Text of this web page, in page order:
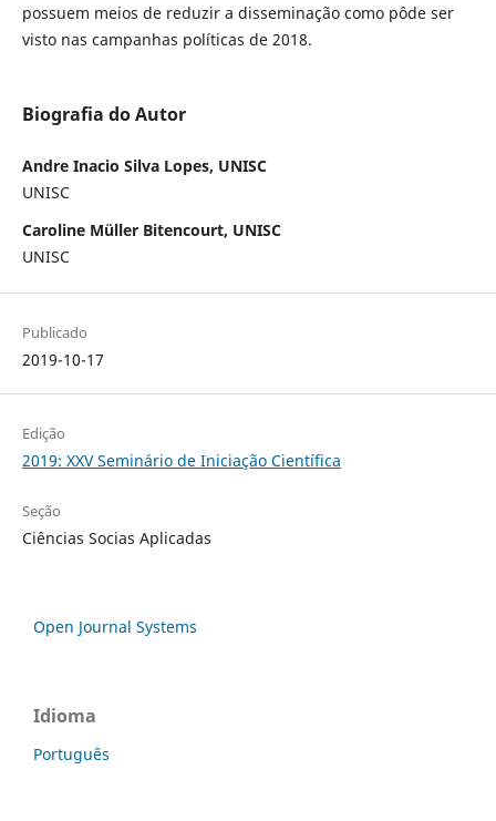
possuem meios de reduzir a disseminação como pôde ser
visto nas campanhas políticas de 2018.
Biografia do Autor
Andre Inacio Silva Lopes, UNISC
UNISC
Caroline Müller Bitencourt, UNISC
UNISC
Publicado
2019-10-17
Edição
2019: XXV Seminário de Iniciação Científica
Seção
Ciências Socias Aplicadas
Open Journal Systems
Idioma
Português